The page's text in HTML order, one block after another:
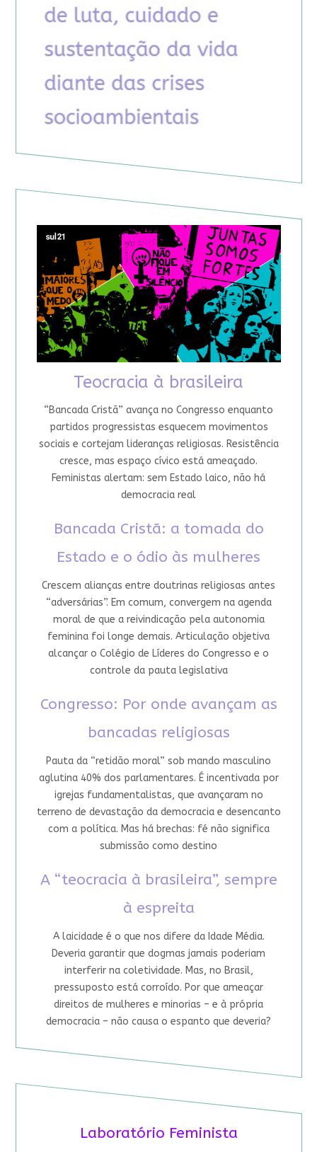
Teocracia à brasileira
“Bancada Cristã” avança no Congresso enquanto
partidos progressistas esquecem movimentos
sociais e cortejam lideranças religiosas. Resistência
cresce, mas espaço cívico está ameaçado.
Feministas alertam: sem Estado laico, não há
democracia real
Bancada Cristã: a tomada do
Estado e o ódio às mulheres
Crescem alianças entre doutrinas religiosas antes
“adversárias”. Em comum, convergem na agenda
moral de que a reivindicação pela autonomia
feminina foi longe demais. Articulação objetiva
alcançar o Colégio de Líderes do Congresso e o
controle da pauta legislativa
Congresso: Por onde avançam as
bancadas religiosas
Pauta da “retidão moral” sob mando masculino
aglutina 40% dos parlamentares. É incentivada por
igrejas fundamentalistas, que avançaram no
terreno de devastação da democracia e desencanto
com a política. Mas há brechas: fé não significa
submissão como destino
A “teocracia à brasileira”, sempre
à espreita
A laicidade é o que nos difere da Idade Média.
Deveria garantir que dogmas jamais poderiam
interferir na coletividade. Mas, no Brasil,
pressuposto está corroído. Por que ameaçar
direitos de mulheres e minorias – e à própria
democracia – não causa o espanto que deveria?
Laboratório Feminista